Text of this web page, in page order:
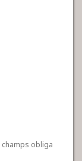
champs obliga